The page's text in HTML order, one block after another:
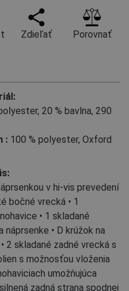
Zdieľať Porovnať
, 20 % bavlna, 290
: 100 % polyester, Oxford
v hi-vis prevedení
bočné vrecká • 1
• 1 skladané
• D krúžok na
2 skladané zadné vrecká s
s možnosťou vloženia
umožňujúca
zadná strana spodnej